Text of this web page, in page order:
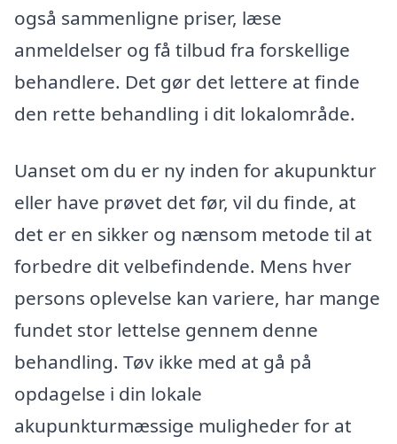
også sammenligne priser, læse
anmeldelser og få tilbud fra forskellige
behandlere. Det gør det lettere at finde
den rette behandling i dit lokalområde.
Uanset om du er ny inden for akupunktur
eller have prøvet det før, vil du finde, at
det er en sikker og nænsom metode til at
forbedre dit velbefindende. Mens hver
persons oplevelse kan variere, har mange
fundet stor lettelse gennem denne
behandling. Tøv ikke med at gå på
opdagelse i din lokale
akupunkturmæssige muligheder for at